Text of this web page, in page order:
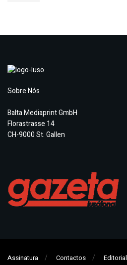
Sobre Nós
Balta Mediaprint GmbH
Florastrasse 14
CH-9000 St. Gallen
Assinatura Contactos Editorial